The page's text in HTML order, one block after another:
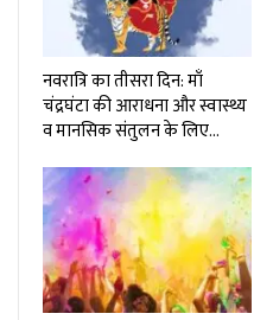
नवरात्रि का तीसरा दिन: माँ
चंद्रघंटा की आराधना और स्वास्थ्य
व मानसिक संतुलन के लिए…